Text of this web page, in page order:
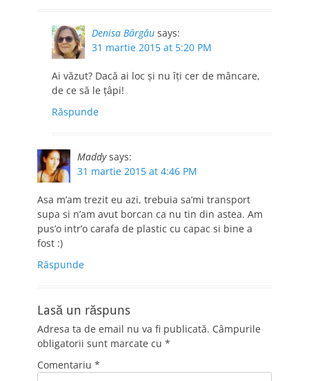
Denisa Bârgău says:
31 martie 2015 at 5:20 PM
Ai văzut? Dacă ai loc și nu îți cer de mâncare,
de ce să le țâpi!
Răspunde
Maddy says:
31 martie 2015 at 4:46 PM
Asa m’am trezit eu azi, trebuia sa’mi transport
supa si n’am avut borcan ca nu tin din astea. Am
pus’o intr’o carafa de plastic cu capac si bine a
fost :)
Răspunde
Lasă un răspuns
Adresa ta de email nu va fi publicată. Câmpurile
obligatorii sunt marcate cu *
Comentariu *